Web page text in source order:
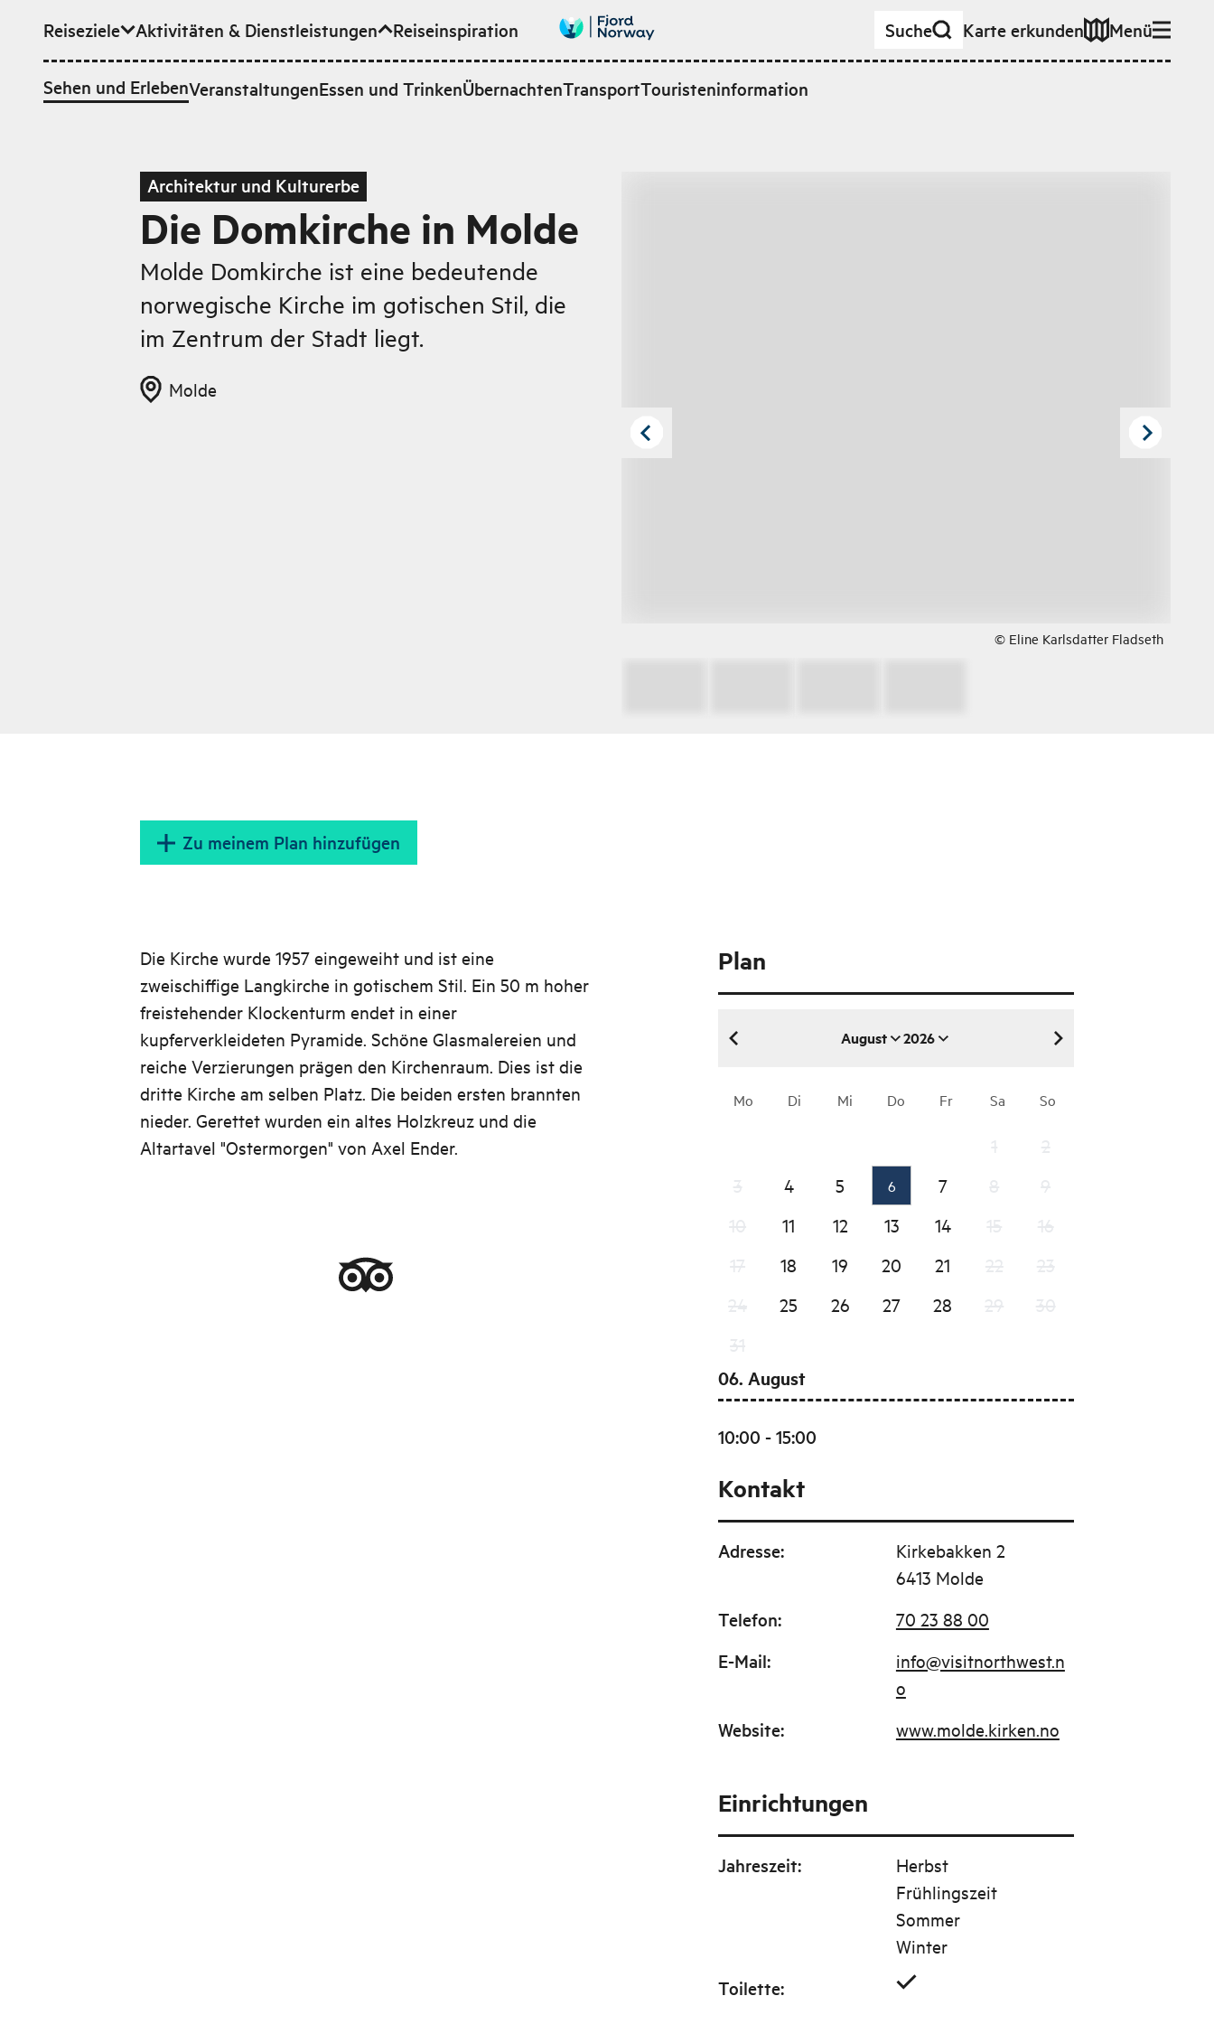
Zum Hauptinhalt
Reiseziele Aktivitäten & Dienstleistungen
Sehen und ErlebenVeranstaltungenEssen und TrinkenÜbernachtenTransportTouristeninformation
Reiseinspiration Suche Karte erkunden Menü
Architektur und Kulturerbe
Die Domkirche in Molde
Molde Domkirche ist eine bedeutende
norwegische Kirche im gotischen Stil, die
im Zentrum der Stadt liegt.
Molde
© Eline Karlsdatter Fladseth
Zu meinem Plan hinzufügen
Die Kirche wurde 1957 eingeweiht und ist eine
zweischiffige Langkirche in gotischem Stil. Ein 50 m hoher
freistehender Klockenturm endet in einer
kupferverkleideten Pyramide. Schöne Glasmalereien und
reiche Verzierungen prägen den Kirchenraum. Dies ist die
dritte Kirche am selben Platz. Die beiden ersten brannten
nieder. Gerettet wurden ein altes Holzkreuz und die
Altartavel "Ostermorgen" von Axel Ender.
Plan
August 2026
August 2026
Mo Di Mi Do Fr Sa So
4 5 6 7
11 12 13 14
18 19 20 21
25 26 27 28
06. August
10:00 - 15:00
Kontakt
Adresse:
Kirkebakken 2
6413 Molde
Telefon: 70 23 88 00
E-Mail:
info@visitnorthwest.n
o
Website: www.molde.kirken.no
Einrichtungen
Jahreszeit:
Herbst
Frühlingszeit
Sommer
Winter
Toilette: